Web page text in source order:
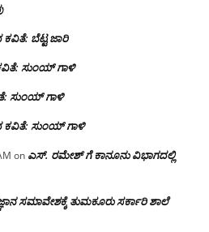
ಕವಿತೆ: ಬೆಟ್ಟ ಜಾರಿ
ಸುಂಯ್ ಗಾಳಿ
ಸುಂಯ್ ಗಾಳಿ
ಕವಿತೆ: ಸುಂಯ್ ಗಾಳಿ
on ಎಸ್. ರಮೇಶ್ ಗೆ ಕಾನೂನು ವಿಭಾಗದಲ್ಲಿ
ಸಮಾವೇಶಕ್ಕೆ‌ ತುಮಕೂರು ಸರ್ಕಾರಿ ಶಾಲೆ